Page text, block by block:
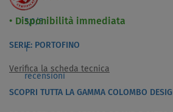
5,0/5
1
recensioni
Disponibilità immediata
SERIE: PORTOFINO
Verifica la scheda tecnica
SCOPRI TUTTA LA GAMMA COLOMBO